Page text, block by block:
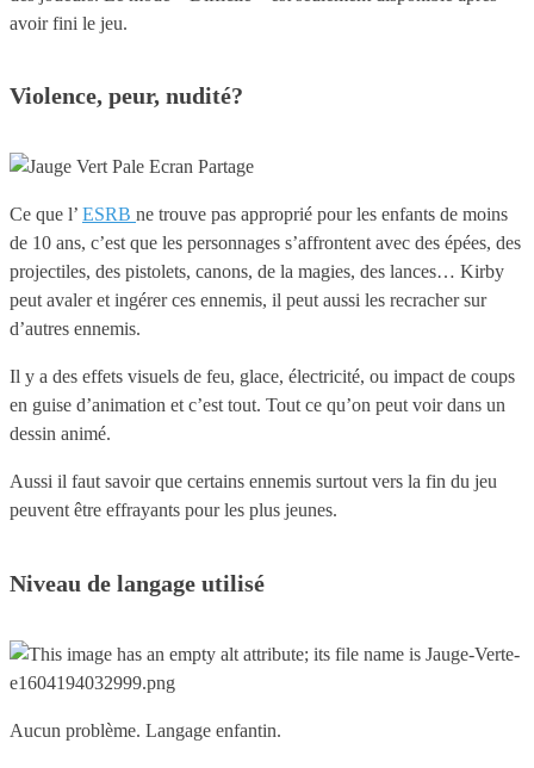
avoir fini le jeu.
Violence, peur, nudité?
Ce que l’ ESRB ne trouve pas approprié pour les enfants de moins
de 10 ans, c’est que les personnages s’affrontent avec des épées, des
projectiles, des pistolets, canons, de la magies, des lances… Kirby
peut avaler et ingérer ces ennemis, il peut aussi les recracher sur
d’autres ennemis.
Il y a des effets visuels de feu, glace, électricité, ou impact de coups
en guise d’animation et c’est tout. Tout ce qu’on peut voir dans un
dessin animé.
Aussi il faut savoir que certains ennemis surtout vers la fin du jeu
peuvent être effrayants pour les plus jeunes.
Niveau de langage utilisé
Aucun problème. Langage enfantin.